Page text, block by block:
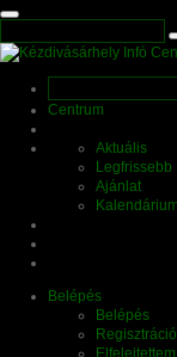
Centrum
Aktuális
Legfrissebb
Ajánlat
Kalendárium
Belépés
Belépés
Regisztráció